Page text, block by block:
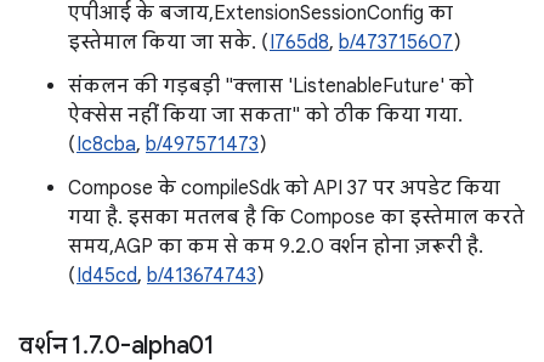
एपीआई के बजाय, ExtensionSessionConfig का
इस्तेमाल किया जा सके. (I765d8, b/473715607)
संकलन की गड़बड़ी "क्लास 'ListenableFuture' को
ऐक्सेस नहीं किया जा सकता" को ठीक किया गया.
(Ic8cba, b/497571473)
Compose के compileSdk को API 37 पर अपडेट किया
गया है. इसका मतलब है कि Compose का इस्तेमाल करते
समय, AGP का कम से कम 9.2.0 वर्शन होना ज़रूरी है.
(Id45cd, b/413674743)
वर्शन 1.7.0-alpha01